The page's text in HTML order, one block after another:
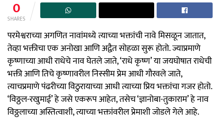
0
SHARES
परमेश्वराच्या अगणित नावांमध्ये त्याच्या भक्तांची नावे मिसळून जातात,
तेव्हा भक्तीचा एक अनोखा आणि अद्वैत सोहळा सुरू होतो. ज्याप्रमाणे
कृष्णाच्या आधी राधेचे नाव घेतले जाते, ‘राधे कृष्ण’ या जयघोषात राधेची
भक्ती आणि तिचे कृष्णावरील निस्सीम प्रेम आधी गौरवले जाते,
त्याचप्रमाणे पंढरीच्या विठुरायाच्या आधी त्याच्या प्रिय भक्तांचा गजर होतो.
‘विठ्ठल-रखुमाई’ हे जसे एकरूप आहेत, तसेच ‘ज्ञानोबा-तुकाराम’ हे नाव
विठ्ठलाच्या अस्तित्वाशी, त्याच्या भक्तांवरील प्रेमाशी जोडले गेले आहे.